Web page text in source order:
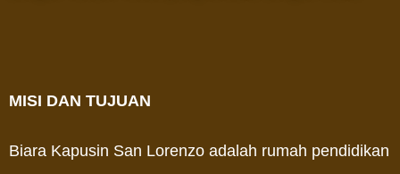
MISI DAN TUJUAN
Biara Kapusin San Lorenzo adalah rumah pendidikan